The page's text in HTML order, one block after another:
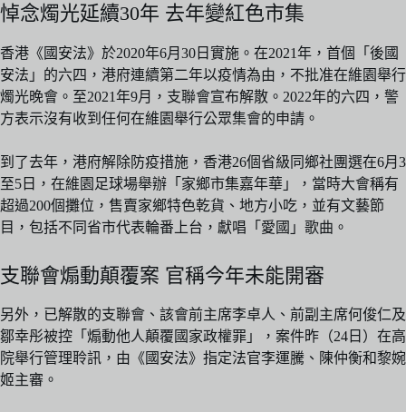
悼念燭光延續30年 去年變紅色市集
香港《國安法》於2020年6月30日實施。在2021年，首個「後國
安法」的六四，港府連續第二年以疫情為由，不批准在維園舉行
燭光晚會。至2021年9月，支聯會宣布解散。2022年的六四，警
方表示沒有收到任何在維園舉行公眾集會的申請。
到了去年，港府解除防疫措施，香港26個省級同鄉社團選在6月3
至5日，在維園足球場舉辦「家鄉市集嘉年華」，當時大會稱有
超過200個攤位，售賣家鄉特色乾貨、地方小吃，並有文藝節
目，包括不同省市代表輪番上台，獻唱「愛國」歌曲。
支聯會煽動顛覆案 官稱今年未能開審
另外，已解散的支聯會、該會前主席李卓人、前副主席何俊仁及
鄒幸彤被控「煽動他人顛覆國家政權罪」，案件昨（24日）在高
院舉行管理聆訊，由《國安法》指定法官李運騰、陳仲衡和黎婉
姬主審。